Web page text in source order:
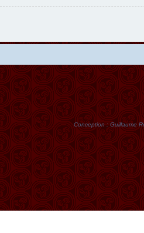
Conception : Guillaume